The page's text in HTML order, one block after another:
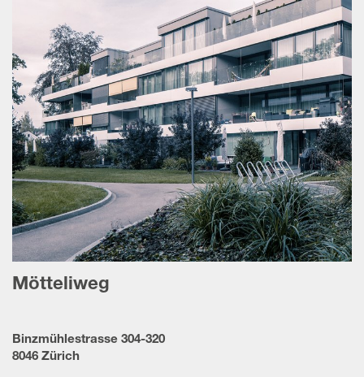
Mötteliweg
Binzmühlestrasse 304-320
8046 Zürich